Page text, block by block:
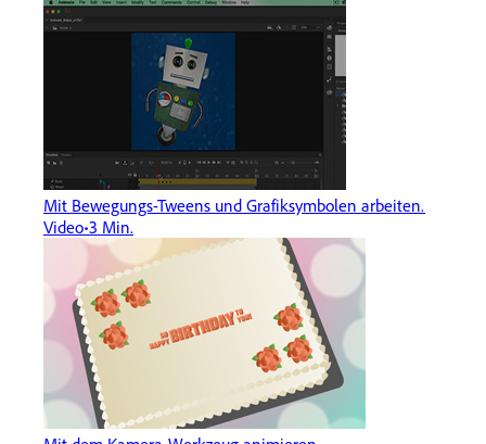
Mit Bewegungs-Tweens und Grafiksymbolen arbeiten.
Video 3 Min.